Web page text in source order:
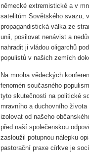
německé extremistické a v
satelitům Sovětského svazu,
propagandistická válka ze
unii, posilovat nenávist a
nahradit ji vládou oligarchů
populistů v našich zemích
Na mnoha vědeckých
fenomén současného
tyto skutečnosti na politické
mravního a duchovního
izolovat od našeho
před naší společenskou
zasloužil potupnou nálepku
pastorační praxe církve je